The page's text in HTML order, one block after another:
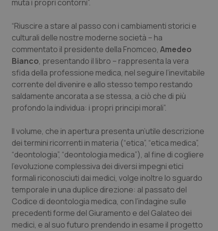
Veneto
Oncoematologia
Oncologia & Nutrizione
Psoriasi & pelle
Quotidiano Cardiologia
Quotidiano Chirurgia
Quotidiano Oncologia
Quotidiano Pediatria
Rene & patologie urogenitali
muta i propri contorni”.
“Riuscire a stare al passo con i cambiamenti storici e
culturali delle nostre moderne società – ha
commentato il presidente della Fnomceo, Amedeo
Bianco, presentando il libro – rappresenta la vera
sfida della professione medica, nel seguire l’inevitabile
corrente del divenire e allo stesso tempo restando
saldamente ancorata a se stessa, a ciò che di più
profondo la individua: i propri principi morali”.
Il volume, che in apertura presenta un’utile descrizione
dei termini ricorrenti in materia (“etica”, “etica medica”,
“deontologia”, “deontologia medica”), al fine di cogliere
l’evoluzione complessiva dei diversi impegni etici
formali riconosciuti dai medici, volge inoltre lo sguardo
temporale in una duplice direzione: al passato del
Codice di deontologia medica, con l’indagine sulle
precedenti forme del Giuramento e del Galateo dei
medici, e al suo futuro prendendo in esame il progetto